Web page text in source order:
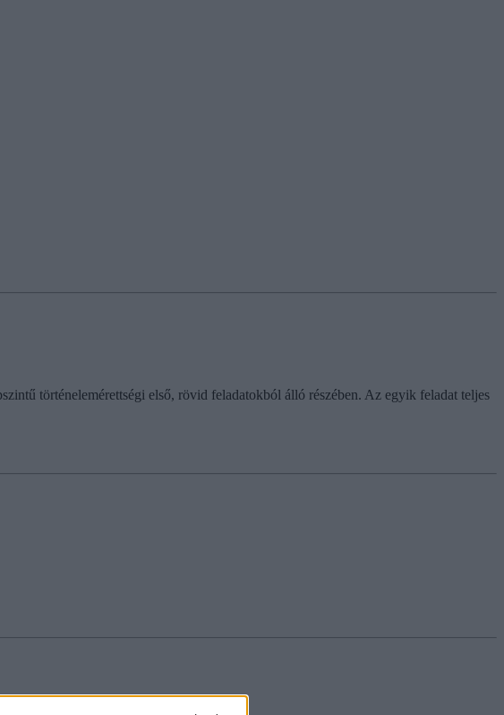
történelemérettségi első, rövid feladatokból álló részében. Az egyik feladat teljes